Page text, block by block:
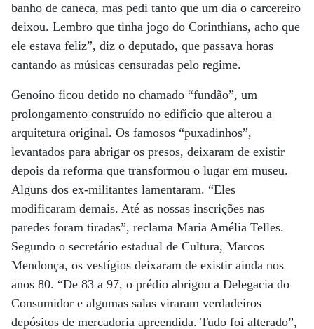
banho de caneca, mas pedi tanto que um dia o carcereiro
deixou. Lembro que tinha jogo do Corinthians, acho que
ele estava feliz”, diz o deputado, que passava horas
cantando as músicas censuradas pelo regime.
Genoíno ficou detido no chamado “fundão”, um
prolongamento construído no edifício que alterou a
arquitetura original. Os famosos “puxadinhos”,
levantados para abrigar os presos, deixaram de existir
depois da reforma que transformou o lugar em museu.
Alguns dos ex-militantes lamentaram. “Eles
modificaram demais. Até as nossas inscrições nas
paredes foram tiradas”, reclama Maria Amélia Telles.
Segundo o secretário estadual de Cultura, Marcos
Mendonça, os vestígios deixaram de existir ainda nos
anos 80. “De 83 a 97, o prédio abrigou a Delegacia do
Consumidor e algumas salas viraram verdadeiros
depósitos de mercadoria apreendida. Tudo foi alterado”,